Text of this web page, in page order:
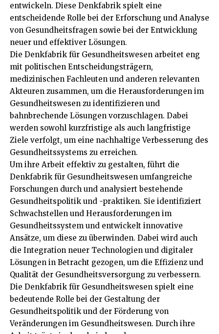
entwickeln. Diese Denkfabrik spielt eine
entscheidende Rolle bei der Erforschung und Analyse
von Gesundheitsfragen sowie bei der Entwicklung
neuer und effektiver Lösungen.
Die Denkfabrik für Gesundheitswesen arbeitet eng
mit politischen Entscheidungsträgern,
medizinischen Fachleuten und anderen relevanten
Akteuren zusammen, um die Herausforderungen im
Gesundheitswesen zu identifizieren und
bahnbrechende Lösungen vorzuschlagen. Dabei
werden sowohl kurzfristige als auch langfristige
Ziele verfolgt, um eine nachhaltige Verbesserung des
Gesundheitssystems zu erreichen.
Um ihre Arbeit effektiv zu gestalten, führt die
Denkfabrik für Gesundheitswesen umfangreiche
Forschungen durch und analysiert bestehende
Gesundheitspolitik und -praktiken. Sie identifiziert
Schwachstellen und Herausforderungen im
Gesundheitssystem und entwickelt innovative
Ansätze, um diese zu überwinden. Dabei wird auch
die Integration neuer Technologien und digitaler
Lösungen in Betracht gezogen, um die Effizienz und
Qualität der Gesundheitsversorgung zu verbessern.
Die Denkfabrik für Gesundheitswesen spielt eine
bedeutende Rolle bei der Gestaltung der
Gesundheitspolitik und der Förderung von
Veränderungen im Gesundheitswesen. Durch ihre